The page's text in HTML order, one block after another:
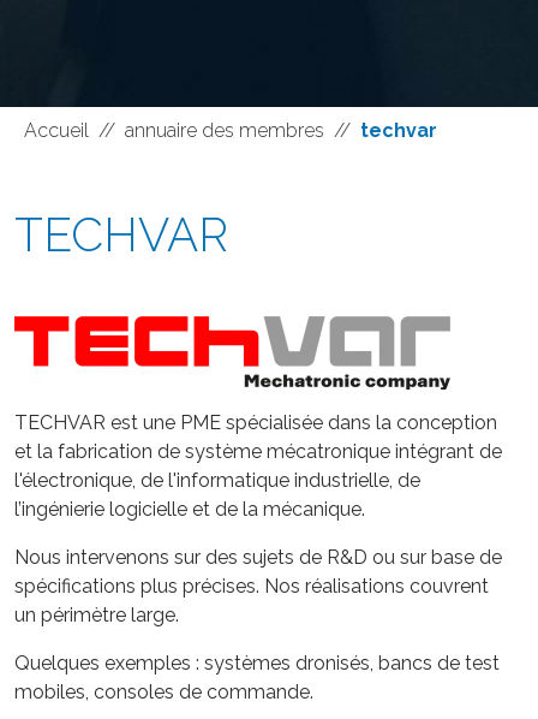
Accueil // annuaire des membres // techvar
TECHVAR
TECHVAR est une PME spécialisée dans la conception
et la fabrication de système mécatronique intégrant de
l'électronique, de l'informatique industrielle, de
l’ingénierie logicielle et de la mécanique.
Nous intervenons sur des sujets de R&D ou sur base de
spécifications plus précises. Nos réalisations couvrent
un périmètre large.
Quelques exemples : systèmes dronisés, bancs de test
mobiles, consoles de commande.